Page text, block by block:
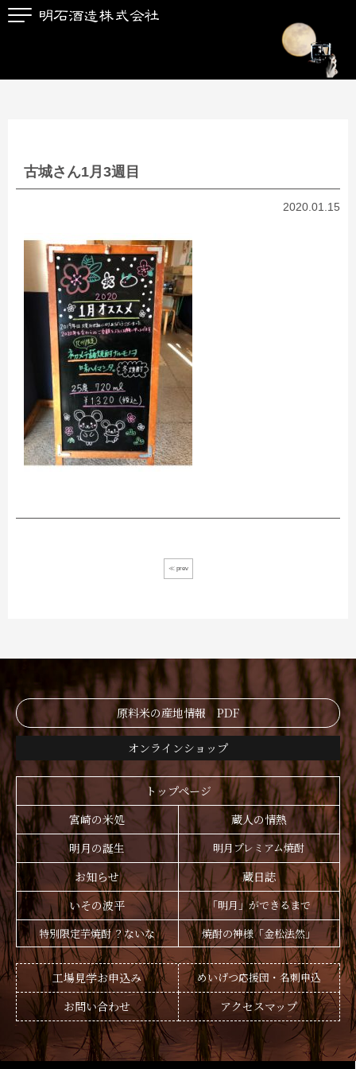
古城さん1月3週目
2020.01.15
≪ prev
原料米の産地情報 PDF
オンラインショップ
トップページ
宮崎の米処
蔵人の情熱
明月の誕生
明月プレミアム焼酎
お知らせ
蔵日誌
いその波平
「明月」ができるまで
特別限定芋焼酎 ？ないな
焼酎の神様「金松法然」
工場見学お申込み めいげつ応援団・名刺申込
お問い合わせ アクセスマップ